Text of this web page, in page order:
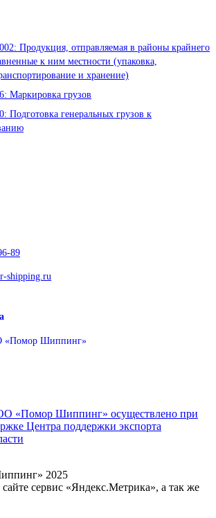
Продукция, отправляемая в районы крайнего
к ним местности (упаковка,
и хранение)
Маркировка грузов
Подготовка генеральных грузов к
89
shipping.ru
«Помор Шиппинг»
«Помор Шиппинг» осуществлено при
Центра поддержки экспорта
2025
сервис «Яндекс.Метрика», а так же